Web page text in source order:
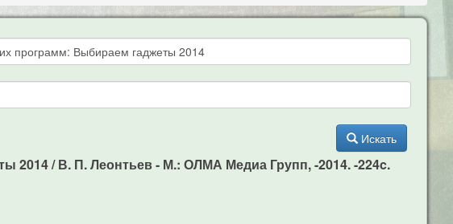
Искать
/ В. П. Леонтьев - М.: ОЛМА Медиа Групп, -2014. -224c.